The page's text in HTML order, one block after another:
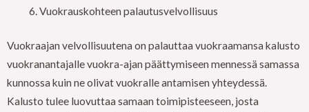
Vuokrauskohteen palautusvelvollisuus
Vuokraajan velvollisuutena on palauttaa vuokraamansa kalusto
vuokranantajalle vuokra-ajan päättymiseen mennessä samassa
kunnossa kuin ne olivat vuokralle antamisen yhteydessä.
Kalusto tulee luovuttaa samaan toimipisteeseen, josta